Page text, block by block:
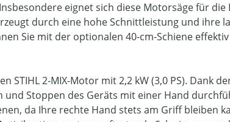
eignet sich diese Motorsäge für
durch eine hohe Schnittleistung und ihre
Sie mit der optionalen 40-cm-Schiene
STIHL 2-MIX-Motor mit 2,2 kW (3,0 PS). Dank
Stoppen des Geräts mit einer Hand
da Ihre rechte Hand stets am Griff bleiben